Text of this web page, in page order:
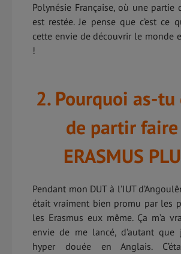
Polynésie Française, où une partie
est restée. Je pense que c’est ce
cette envie de découvrir le monde
!
2. Pourquoi as-tu
de partir
ERASMUS
Pendant mon DUT à l’IUT
était vraiment bien promu par les
les Erasmus eux même. Ça m’a
envie de me lancé, d’autant que
hyper douée en Anglais.